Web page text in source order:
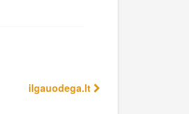
ilgauodega.lt